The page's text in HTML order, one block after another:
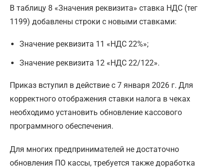
В таблицу 8 «Значения реквизита» ставка НДС (тег
1199) добавлены строки с новыми ставками:
Значение реквизита 11 «НДС 22%»;
Значение реквизита 12 «НДС 22/122».
Приказ вступил в действие с 7 января 2026 г. Для
корректного отображения ставки налога в чеках
необходимо установить обновление кассового
программного обеспечения.
Для многих предпринимателей не достаточно
обновления ПО кассы, требуется также доработка